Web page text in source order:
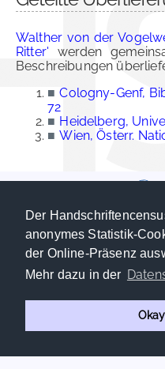
Der
anonymes Statistik-
der Online-Präsenz
Mehr dazu in der
Okay
Walther von der
Ritter' werden
Beschreibungen
■ Cologny-Genf,
72
■ Heidelberg,
■ Wien, Österr.